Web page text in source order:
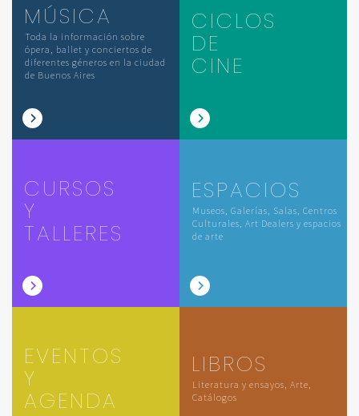
MÚSICA
Toda la información sobre
ópera, ballet y conciertos de
diferentes géneros en la ciudad
de Buenos Aires
CICLOS
DE
CINE
CURSOS
Y
TALLERES
ESPACIOS
Museos, Galerías, Salas, Centros
Culturales, Art Dealers y espacios
de arte
EVENTOS
Y
AGENDA
LIBROS
Literatura y ensayos, Arte,
Catálogos